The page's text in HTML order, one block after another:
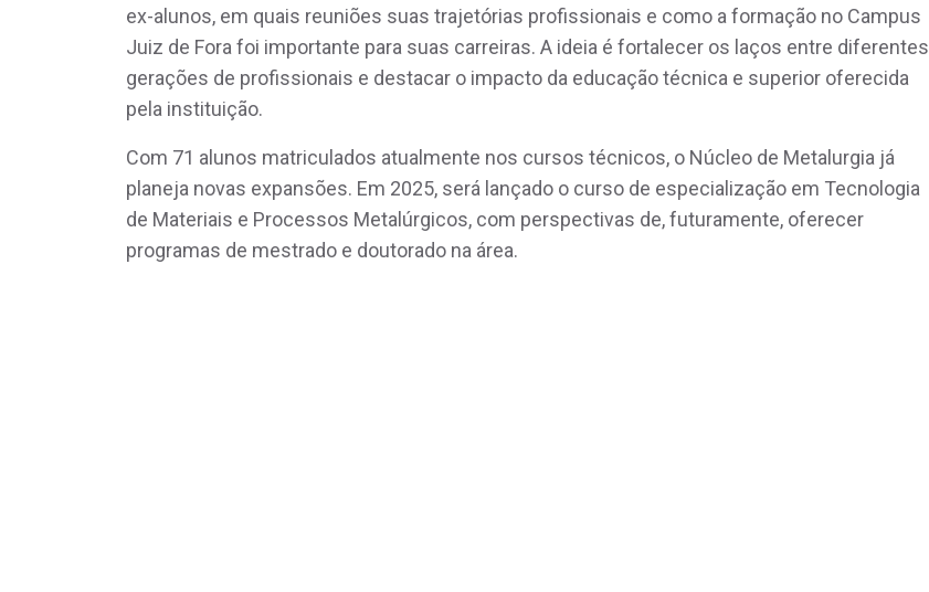
ex-alunos, em quais reuniões suas trajetórias profissionais e como a formação no Campus
Juiz de Fora foi importante para suas carreiras. A ideia é fortalecer os laços entre diferentes
gerações de profissionais e destacar o impacto da educação técnica e superior oferecida
pela instituição.
Com 71 alunos matriculados atualmente nos cursos técnicos, o Núcleo de Metalurgia já
planeja novas expansões. Em 2025, será lançado o curso de especialização em Tecnologia
de Materiais e Processos Metalúrgicos, com perspectivas de, futuramente, oferecer
programas de mestrado e doutorado na área.